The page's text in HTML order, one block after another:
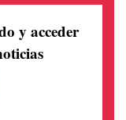
y acceder